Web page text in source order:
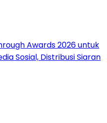
Awards 2026 untuk
Sosial, Distribusi Siaran